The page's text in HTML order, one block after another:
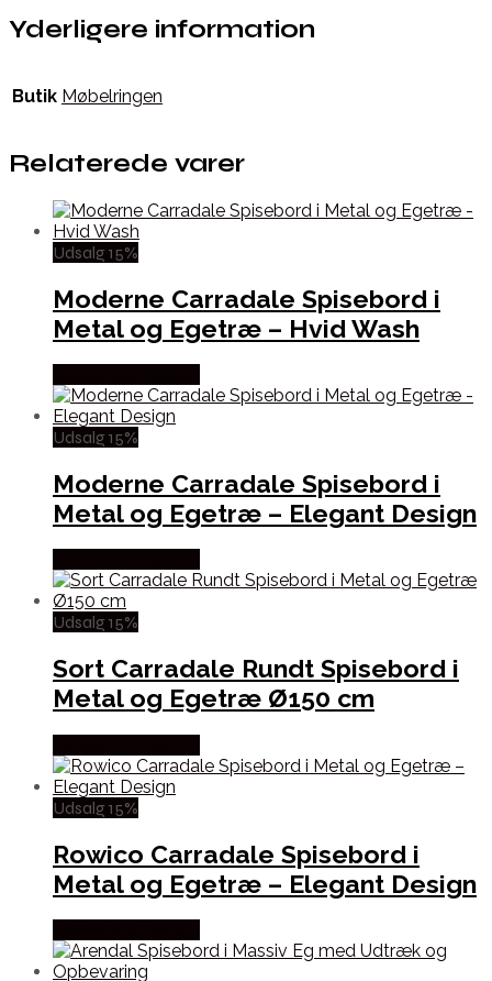
Yderligere information
Butik Møbelringen
Relaterede varer
Udsalg 15%
Moderne Carradale Spisebord i
Metal og Egetræ – Hvid Wash
Udsalg 15%
Moderne Carradale Spisebord i
Metal og Egetræ – Elegant Design
Udsalg 15%
Sort Carradale Rundt Spisebord i
Metal og Egetræ Ø150 cm
Udsalg 15%
Rowico Carradale Spisebord i
Metal og Egetræ – Elegant Design